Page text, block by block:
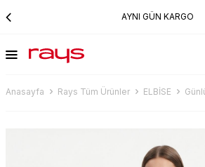
AYNI GÜN KARGO
Anasayfa Rays Tüm Ürünler ELBİSE